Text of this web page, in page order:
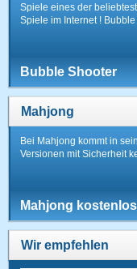
Spiele eines der
Spiele im Internet !
Bubble Shooter
Mahjong
Bei Mahjong kommt in
Versionen mit Sicherheit
Mahjong
Wir empfehlen